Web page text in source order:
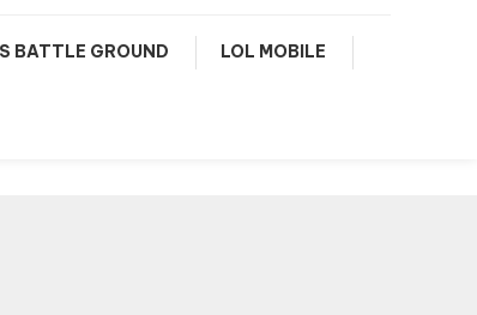
BATTLE GROUND LOL MOBILE